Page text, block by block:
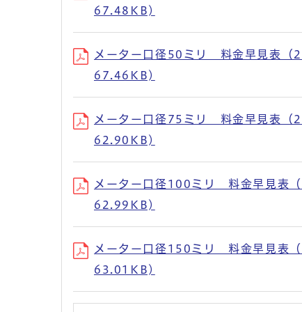
67.48KB)
メーター口径50ミリ 料金早見表（
67.46KB)
メーター口径75ミリ 料金早見表（
62.90KB)
メーター口径100ミリ 料金早見表
62.99KB)
メーター口径150ミリ 料金早見表
63.01KB)